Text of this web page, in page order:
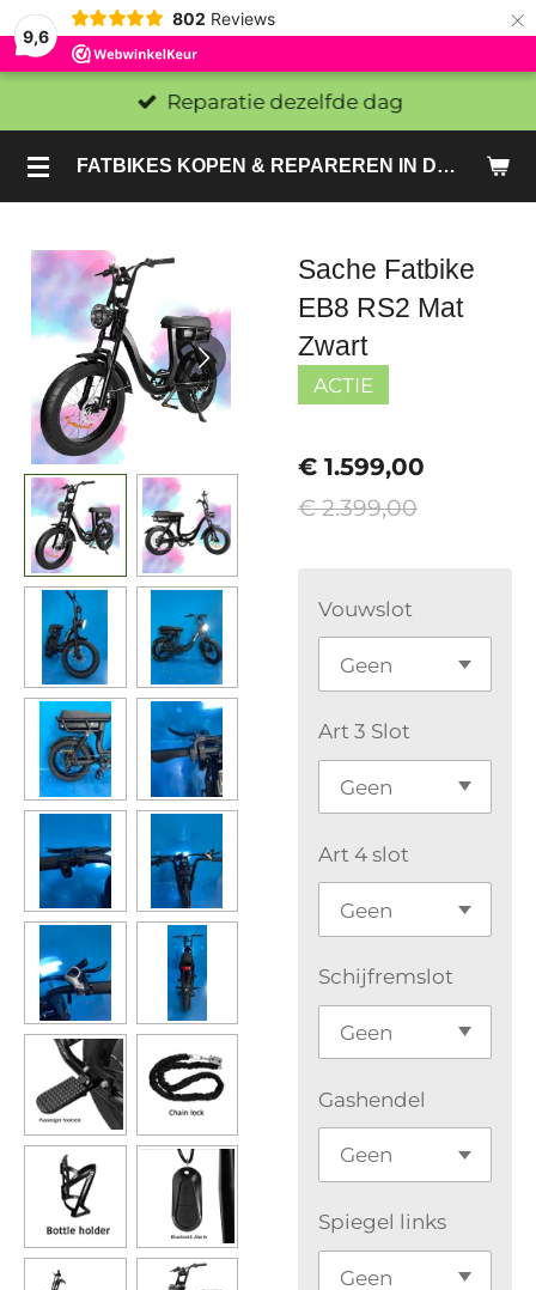
9,6
802 Reviews ×
FATBIKES KOPEN & REPAREREN IN DEN HAAG EN ZOETERMEER - SACHE BIKES
Reparatie dezelfde dag
Sache Fatbike
EB8 RS2 Mat
Zwart
ACTIE
€ 1.599,00
€ 2.399,00
Vouwslot
Art 3 Slot
Art 4 slot
Schijfremslot
Gashendel
Spiegel links